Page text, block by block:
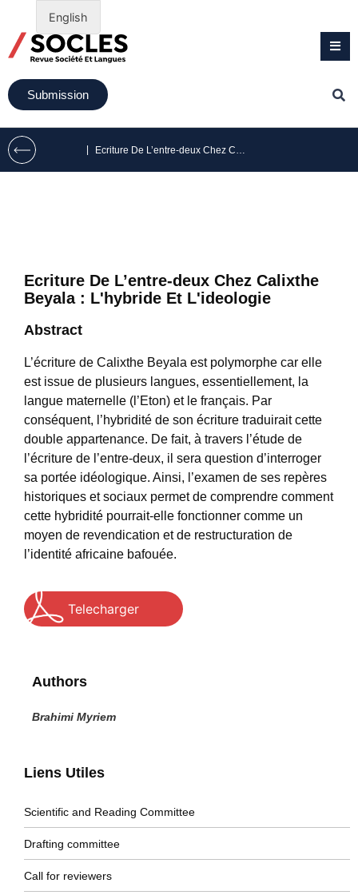
Submission
Liens Utiles
Scientific and Reading Committee
Drafting committee
Call for reviewers
Ecriture De L’entre-deux Chez Calixthe
Beyala : L'hybride Et L'ideologie
Abstract
L’écriture de Calixthe Beyala est polymorphe car elle
est issue de plusieurs langues, essentiellement, la
langue maternelle (l’Eton) et le français. Par
conséquent, l’hybridité de son écriture traduirait cette
double appartenance. De fait, à travers l’étude de
l’écriture de l’entre-deux, il sera question d’interroger
sa portée idéologique. Ainsi, l’examen de ses repères
historiques et sociaux permet de comprendre comment
cette hybridité pourrait-elle fonctionner comme un
moyen de revendication et de restructuration de
l’identité africaine bafouée.
Telecharger
Authors
Brahimi Myriem
English